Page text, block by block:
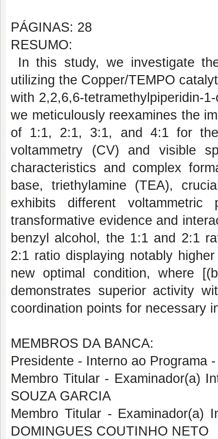
PÁGINAS: 28
RESUMO:
In this study, we investigate
utilizing the Copper/TEMPO
with 2,2,6,6-tetramethylpiperidin-
we meticulously reexamines the
of 1:1, 2:1, 3:1, and 4:1 for
voltammetry (CV) and visible
characteristics and complex
base, triethylamine (TEA),
exhibits different
transformative evidence and
benzyl alcohol, the 1:1 and 2:1
2:1 ratio displaying notably
new optimal condition, where
demonstrates superior activity
coordination points for necessary
MEMBROS DA BANCA:
Presidente - Interno ao Programa
Membro Titular - Examinador(a)
SOUZA GARCIA
Membro Titular - Examinador(a)
DOMINGUES COUTINHO NETO